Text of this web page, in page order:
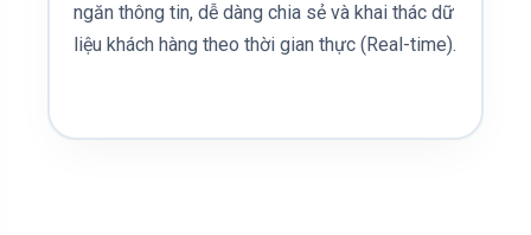
ngăn thông tin, dễ dàng chia sẻ và khai thác dữ
liệu khách hàng theo thời gian thực (Real-time).